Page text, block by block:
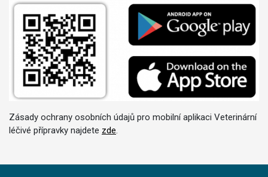
Zásady ochrany osobních údajů pro mobilní aplikaci Veterinární
léčivé přípravky najdete zde.